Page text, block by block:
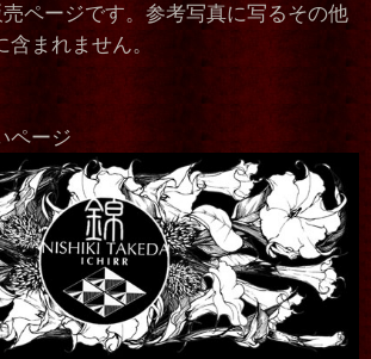
ページです。参考写真に写るその他
まれません。
ページ